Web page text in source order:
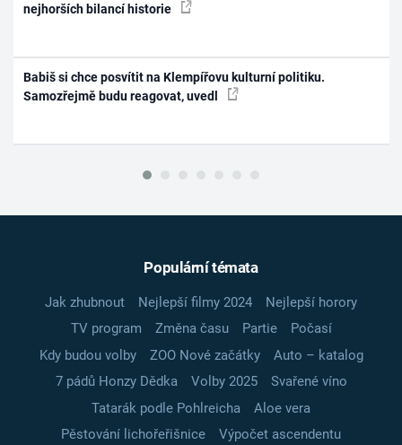
nejhorších bilancí historie
Babiš si chce posvítit na Klempířovu kulturní politiku.
Samozřejmě budu reagovat, uvedl
Populární témata
Jak zhubnout Nejlepší filmy 2024
Nejlepší horory
TV program
Změna času Partie
Počasí
Kdy budou volby
ZOO Nové začátky
Auto – katalog
7 pádů Honzy Dědka
Volby 2025
Svařené víno
Tatarák podle Pohlreicha
Aloe vera
Pěstování lichořeřišnice
Výpočet ascendentu